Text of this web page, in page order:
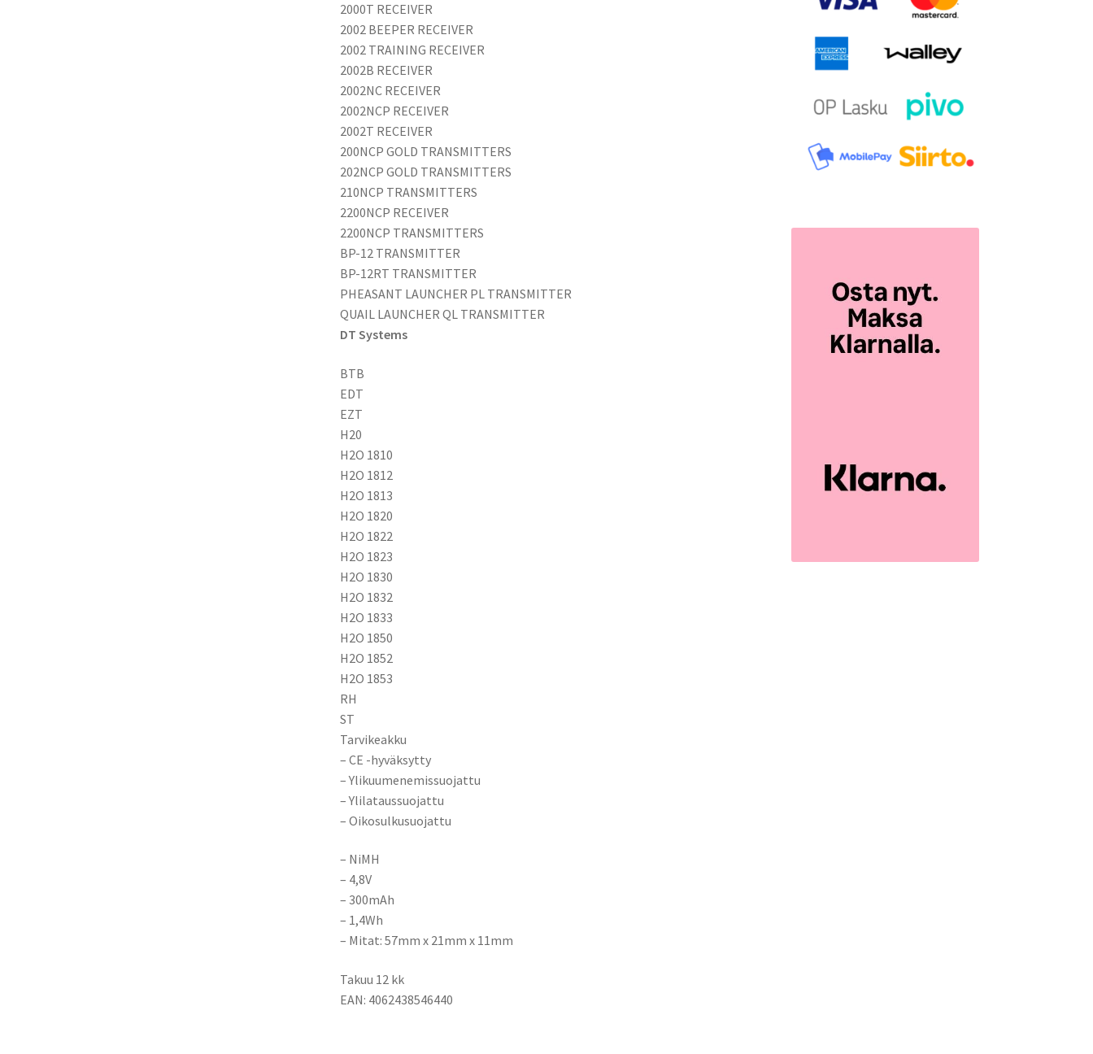
2000T RECEIVER
2002 BEEPER RECEIVER
2002 TRAINING RECEIVER
2002B RECEIVER
2002NC RECEIVER
2002NCP RECEIVER
2002T RECEIVER
200NCP GOLD TRANSMITTERS
202NCP GOLD TRANSMITTERS
210NCP TRANSMITTERS
2200NCP RECEIVER
2200NCP TRANSMITTERS
BP-12 TRANSMITTER
BP-12RT TRANSMITTER
PHEASANT LAUNCHER PL TRANSMITTER
QUAIL LAUNCHER QL TRANSMITTER
DT Systems
BTB
EDT
EZT
H20
H2O 1810
H2O 1812
H2O 1813
H2O 1820
H2O 1822
H2O 1823
H2O 1830
H2O 1832
H2O 1833
H2O 1850
H2O 1852
H2O 1853
RH
ST
Tarvikeakku
– CE -hyväksytty
– Ylikuumenemissuojattu
– Ylilataussuojattu
– Oikosulkusuojattu
– NiMH
– 4,8V
– 300mAh
– 1,4Wh
– Mitat: 57mm x 21mm x 11mm
Takuu 12 kk
EAN: 4062438546440